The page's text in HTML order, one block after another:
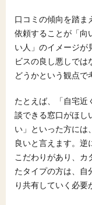
口コミの傾向を踏ま
依頼することが「向
い人」のイメージが
ビスの良し悪しでは
どうかという観点で
たとえば、「自宅近
談できる窓口がほし
い」といった方には
良いと言えます。逆
こだわりがあり、カ
たタイプの方は、自
り共有していく必要